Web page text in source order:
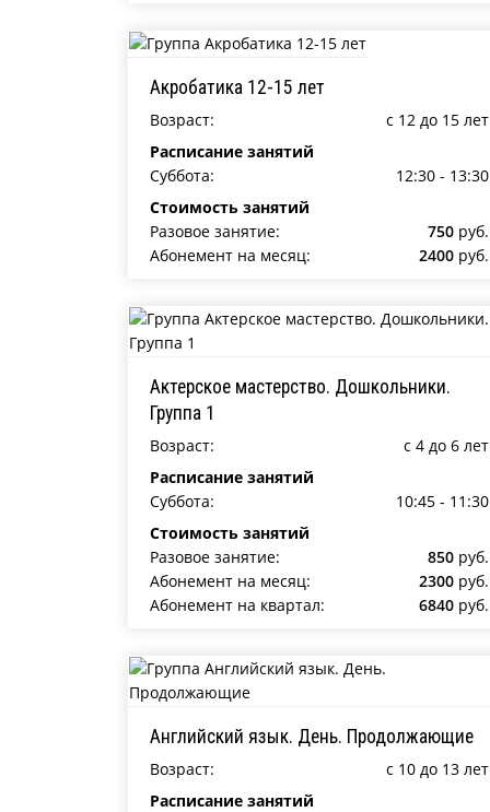
Акробатика 12-15 лет
Возраст:
c 12 до 15 лет
Расписание занятий
Суббота:
12:30 - 13:30
Стоимость занятий
Разовое занятие:
750 руб.
Абонемент на месяц:
2400 руб.
Актерское мастерство. Дошкольники.
Группа 1
Возраст:
c 4 до 6 лет
Расписание занятий
Суббота:
10:45 - 11:30
Стоимость занятий
Разовое занятие:
850 руб.
Абонемент на месяц:
2300 руб.
Абонемент на квартал:
6840 руб.
Английский язык. День. Продолжающие
Возраст:
c 10 до 13 лет
Расписание занятий